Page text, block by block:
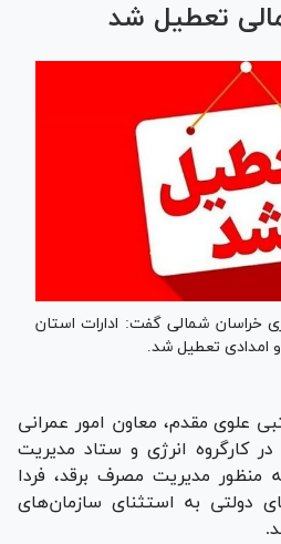
تعطیل شد
خراسان شمالی گفت: ادارات استان
امدادی تعطیل شد.
علوی مقدم، معاون امور عمرانی
کارگروه انرژی و ستاد مدیریت
منظور مدیریت مصرف برقد، فردا
دولتی به استثنای سازمان‌های